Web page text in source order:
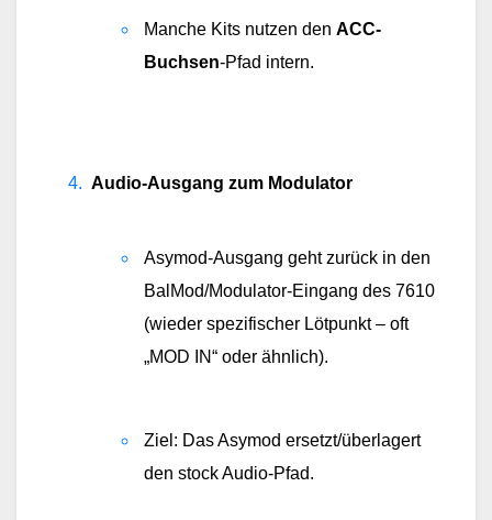
Manche Kits nutzen den ACC-
Buchsen-Pfad intern.
Audio-Ausgang zum Modulator
Asymod-Ausgang geht zurück in den
BalMod/Modulator-Eingang des 7610
(wieder spezifischer Lötpunkt – oft
„MOD IN“ oder ähnlich).
Ziel: Das Asymod ersetzt/überlagert
den stock Audio-Pfad.